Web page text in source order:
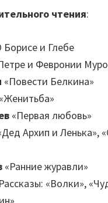
чтения:
Борисе и Глебе
и Февронии
«Повести Белкина»
«Женитьба»
«Первая любовь»
Архип и Ленька»,
«Ранние журавли»
Рассказы: «Волки»,